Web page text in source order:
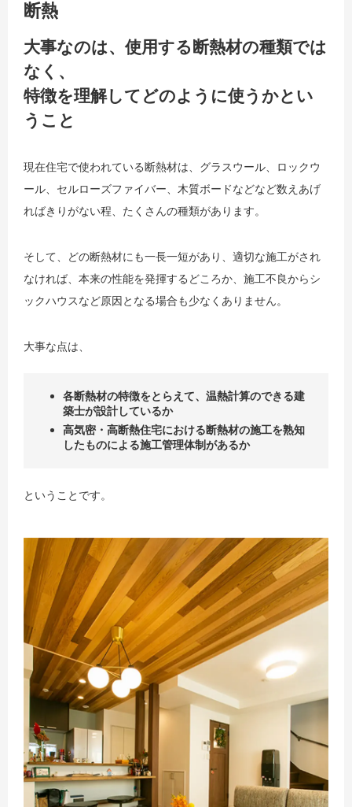
断熱
大事なのは、使用する断熱材の種類では
なく、
特徴を理解してどのように使うかとい
うこと
現在住宅で使われている断熱材は、グラスウール、ロックウ
ール、セルローズファイバー、木質ボードなどなど数えあげ
ればきりがない程、たくさんの種類があります。
そして、どの断熱材にも一長一短があり、適切な施工がされ
なければ、本来の性能を発揮するどころか、施工不良からシ
ックハウスなど原因となる場合も少なくありません。
大事な点は、
各断熱材の特徴をとらえて、温熱計算のできる建
築士が設計しているか
高気密・高断熱住宅における断熱材の施工を熟知
したものによる施工管理体制があるか
ということです。